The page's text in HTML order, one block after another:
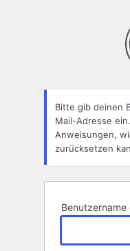
Bitte gib deinen
Mail-Adresse
Anweisungen,
zurücksetzen